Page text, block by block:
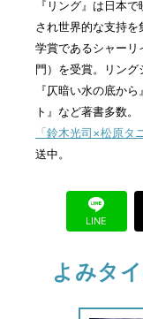
『リング』は日本
され世界的な支持
学賞であるシャー
門）を受賞。リング
『仄暗い水の底か
ト』など著書多数。
「鈴木光司×松原タ
送中。
LINE
よみタ